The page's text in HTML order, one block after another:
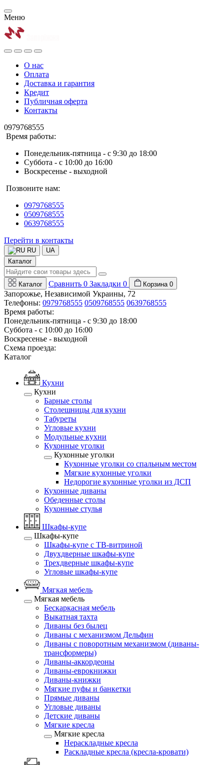
Меню
О нас
Оплата
Доставка и гарантия
Кредит
Публичная оферта
Контакты
0979768555
Время работы:
Понедельник-пятница - с 9:30 до 18:00
Суббота - с 10:00 до 16:00
Воскресенье - выходной
Позвоните нам:
0979768555
0509768555
0639768555
Перейти в контакты
RU
UA
Каталог
Каталог Сравнить 0 Закладки 0 Корзина 0
Запорожье, Независимой Украины, 72
Телефоны: 0979768555 0509768555 0639768555
Время работы:
Понедельник-пятница - с 9:30 до 18:00
Суббота - с 10:00 до 16:00
Воскресенье - выходной
Схема проезда:
Каталог
Кухни
Кухни
Барные столы
Столешницы для кухни
Табуреты
Угловые кухни
Модульные кухни
Кухонные уголки
Кухонные уголки
Кухонные уголки со спальным местом
Мягкие кухонные уголки
Недорогие кухонные уголки из ДСП
Кухонные диваны
Обеденные столы
Кухонные стулья
Шкафы-купе
Шкафы-купе
Шкафы-купе с ТВ-витриной
Двухдверные шкафы-купе
Трехдверные шкафы-купе
Угловые шкафы-купе
Мягкая мебель
Мягкая мебель
Бескаркасная мебель
Выкатная тахта
Диваны без былец
Диваны с механизмом Дельфин
Диваны с поворотным механизмом (диваны-
трансформеры)
Диваны-аккордеоны
Диваны-еврокнижки
Диваны-книжки
Мягкие пуфы и банкетки
Прямые диваны
Угловые диваны
Детские диваны
Мягкие кресла
Мягкие кресла
Нераскладные кресла
Раскладные кресла (кресла-кровати)